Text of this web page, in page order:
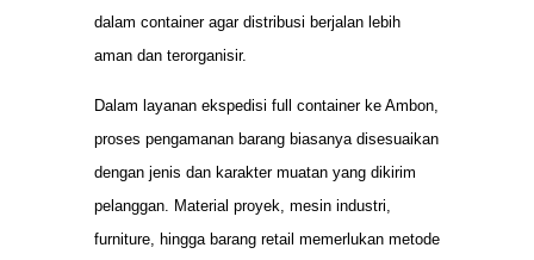
dalam container agar distribusi berjalan lebih
aman dan terorganisir.
Dalam layanan ekspedisi full container ke Ambon,
proses pengamanan barang biasanya disesuaikan
dengan jenis dan karakter muatan yang dikirim
pelanggan. Material proyek, mesin industri,
furniture, hingga barang retail memerlukan metode